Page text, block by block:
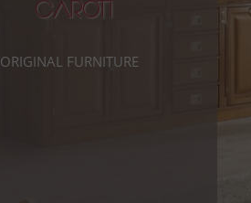
Original Furniture